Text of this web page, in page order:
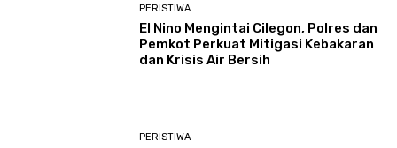
PERISTIWA
El Nino Mengintai Cilegon, Polres dan
Pemkot Perkuat Mitigasi Kebakaran
dan Krisis Air Bersih
PERISTIWA